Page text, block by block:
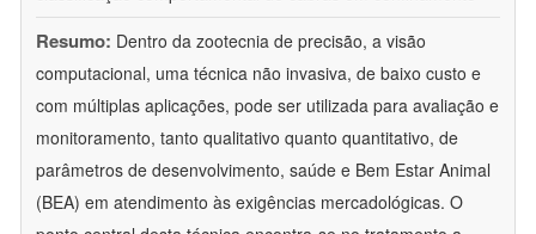
Resumo: Dentro da zootecnia de precisão, a visão
computacional, uma técnica não invasiva, de baixo custo e
com múltiplas aplicações, pode ser utilizada para avaliação e
monitoramento, tanto qualitativo quanto quantitativo, de
parâmetros de desenvolvimento, saúde e Bem Estar Animal
(BEA) em atendimento às exigências mercadológicas. O